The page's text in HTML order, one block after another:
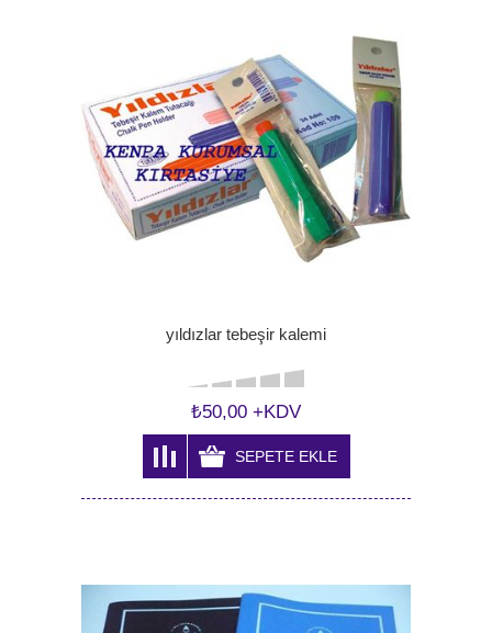
yıldızlar tebeşir kalemi
₺50,00 +KDV